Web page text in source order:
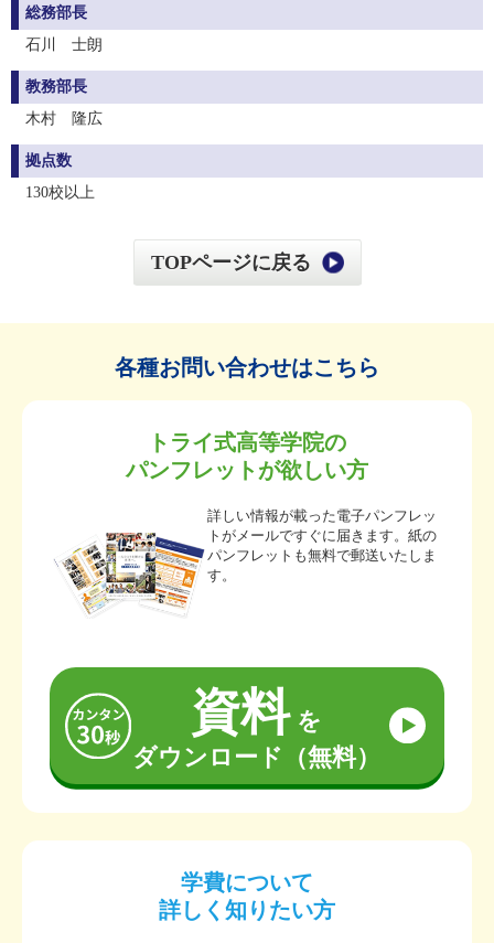
総務部長
石川 士朗
教務部長
木村 隆広
拠点数
130校以上
TOPページに戻る
各種お問い合わせはこちら
トライ式高等学院の
パンフレットが欲しい方
詳しい情報が載った電子パンフレッ
トがメールですぐに届きます。紙の
パンフレットも無料で郵送いたしま
す。
資料を
ダウンロード（無料）
学費について
詳しく知りたい方